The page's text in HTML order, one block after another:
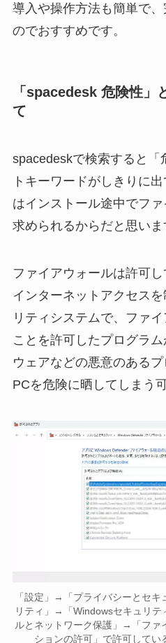
導入や操作方法も簡単で
のでおすすめです。
「spacedesk 危険性」
て
spacedeskで検索すると「
トキーワードがしきりに
はインストール途中でフ
求められるからだと思いま
ファイアウォールは許可
インターネットアクセス
リティシステムで、ファ
ことを許可したプログラ
ウェアなどの悪意のあるプ
PCを危険に晒してしまう
「設定」→「プライバシーとセ
リティ」→「Windowsセキュリ
ルとネットワーク保護」→「ファ
ションの許可」で許可してい